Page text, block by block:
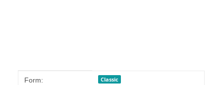
Produkteigenschaft
Wert
Form: Classic